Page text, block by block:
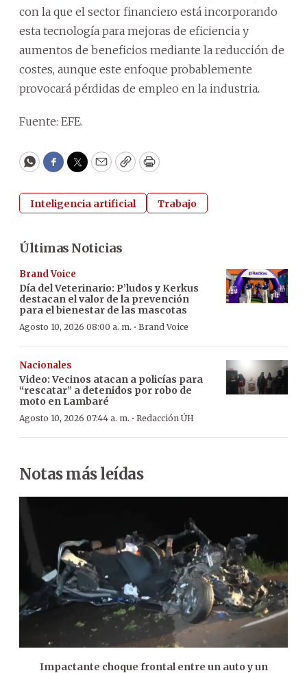
con la que el sector financiero está incorporando
esta tecnología para mejoras de eficiencia y
aumentos de beneficios mediante la reducción de
costes, aunque este enfoque probablemente
provocará pérdidas de empleo en la industria.
Fuente: EFE.
WhatsApp
Facebook
Twitter
EmailCopyPrint
Inteligencia artificial Trabajo
Últimas Noticias
Brand Voice
Día del Veterinario: P’ludos y Kerkus
destacan el valor de la prevención
para el bienestar de las mascotas
Agosto 10, 2026 08:00 a. m. · Brand Voice
Nacionales
Video: Vecinos atacan a policías para
“rescatar” a detenidos por robo de
moto en Lambaré
Agosto 10, 2026 07:44 a. m. · Redacción ÚH
Notas más leídas
Impactante choque frontal entre un auto y un